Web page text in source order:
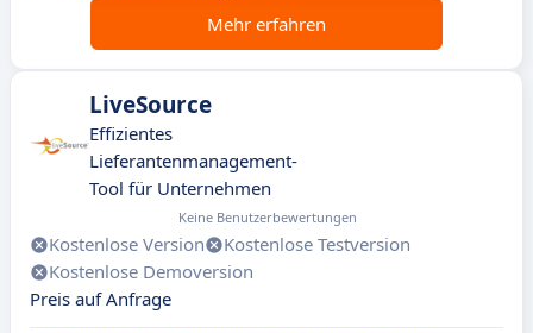
Mehr erfahren
LiveSource
Effizientes
Lieferantenmanagement-
Tool für Unternehmen
Keine Benutzerbewertungen
Kostenlose Version
Kostenlose Testversion
Kostenlose Demoversion
Preis auf Anfrage